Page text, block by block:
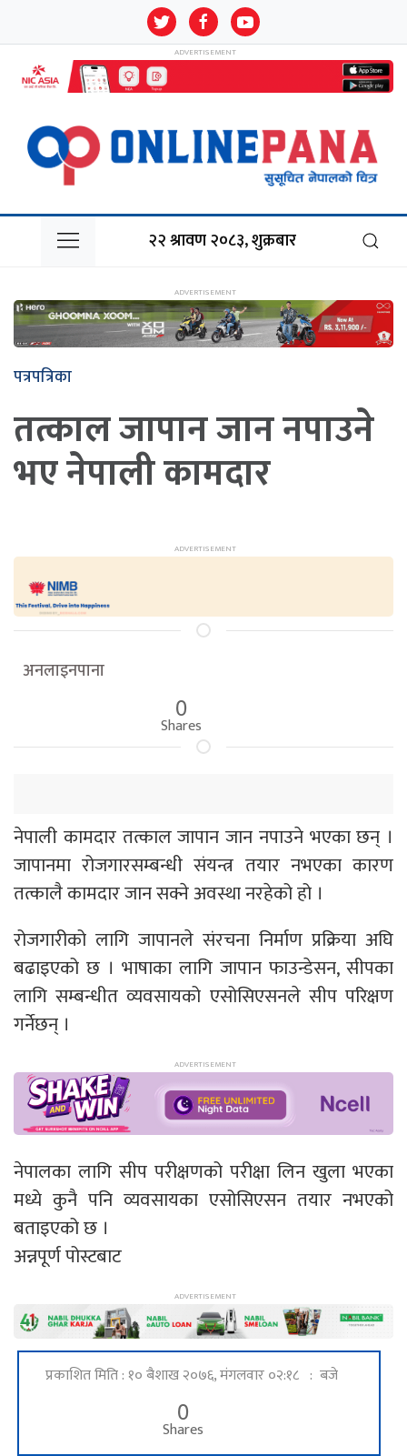
२२ श्रावण २०८३, शुक्रबार
पत्रपत्रिका
तत्काल जापान जान नपाउने
भए नेपाली कामदार
अनलाइनपाना
0
Shares
नेपाली कामदार तत्काल जापान जान नपाउने भएका छन् ।
जापानमा रोजगारसम्बन्धी संयन्त्र तयार नभएका कारण
तत्कालै कामदार जान सक्ने अवस्था नरहेको हो ।
रोजगारीको लागि जापानले संरचना निर्माण प्रक्रिया अघि
बढाइएको छ । भाषाका लागि जापान फाउन्डेसन, सीपका
लागि सम्बन्धीत व्यवसायको एसोसिएसनले सीप परिक्षण
गर्नेछन् ।
नेपालका लागि सीप परीक्षणको परीक्षा लिन खुला भएका
मध्ये कुनै पनि व्यवसायका एसोसिएसन तयार नभएको
बताइएको छ ।
अन्नपूर्ण पोस्टबाट
प्रकाशित मिति : १० बैशाख २०७६, मंगलवार ०२:१८ : बजे
0
Shares